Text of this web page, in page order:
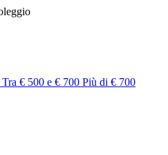
Tra € 500 e € 700 Più di € 700